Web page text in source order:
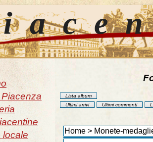
locale
Lista album
Ultimi arrivi
Ultimi commenti
Home > Monete-